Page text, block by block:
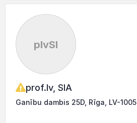
plvSI
prof.lv, SIA
Ganību dambis 25D, Rīga, LV-1005